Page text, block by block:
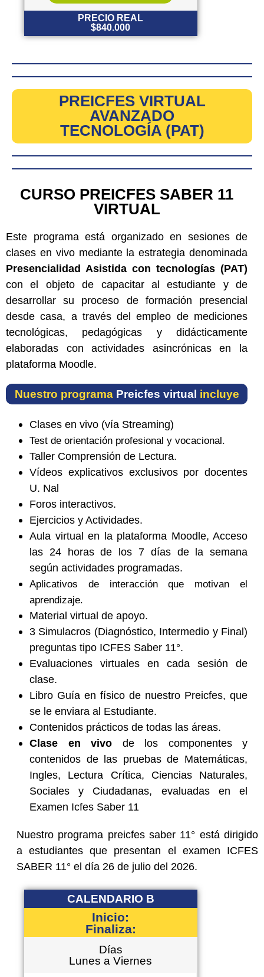
PRECIO REAL
$840.000
PREICFES VIRTUAL
AVANZADO
TECNOLOGÍA (PAT)
CURSO PREICFES SABER 11
VIRTUAL
Este programa está organizado en sesiones de
clases en vivo mediante la estrategia denominada
Presencialidad Asistida con tecnologías (PAT)
con el objeto de capacitar al estudiante y de
desarrollar su proceso de formación presencial
desde casa, a través del empleo de mediciones
tecnológicas, pedagógicas y didácticamente
elaboradas con actividades asincrónicas en la
plataforma Moodle.
Nuestro programa Preicfes virtual incluye
Clases en vivo (vía Streaming)
Test de orientación profesional y vocacional.
Taller Comprensión de Lectura.
Vídeos explicativos exclusivos por docentes
U. Nal
Foros interactivos.
Ejercicios y Actividades.
Aula virtual en la plataforma Moodle, Acceso
las 24 horas de los 7 días de la semana
según actividades programadas.
Aplicativos de interacción que motivan el
aprendizaje.
Material virtual de apoyo.
3 Simulacros (Diagnóstico, Intermedio y Final)
preguntas tipo ICFES Saber 11°.
Evaluaciones virtuales en cada sesión de
clase.
Libro Guía en físico de nuestro Preicfes, que
se le enviara al Estudiante.
Contenidos prácticos de todas las áreas.
Clase en vivo de los componentes y
contenidos de las pruebas de Matemáticas,
Ingles, Lectura Crítica, Ciencias Naturales,
Sociales y Ciudadanas, evaluadas en el
Examen Icfes Saber 11
Nuestro programa preicfes saber 11° está dirigido
a estudiantes que presentan el examen ICFES
SABER 11° el día 26 de julio del 2026.
CALENDARIO B
Inicio:
Finaliza:
Días
Lunes a Viernes